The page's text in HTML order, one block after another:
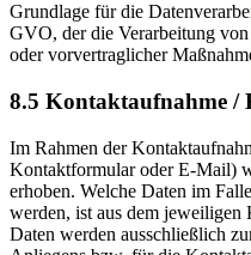
Grundlage für die
GVO, der die Verarbeitung
oder vorvertraglicher
8.5 Kontaktaufnahme
Im Rahmen der
Kontaktformular oder E-Mail)
erhoben. Welche Daten im
werden, ist aus dem
Daten werden ausschließlich